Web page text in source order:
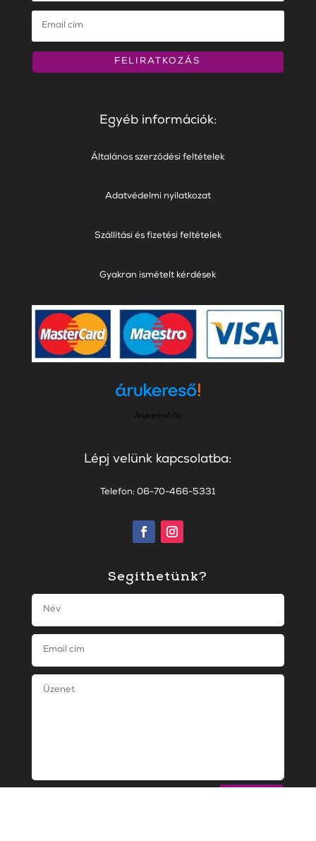
FELIRATKOZÁS
Egyéb információk:
Általános szerződési feltételek
Adatvédelmi nyilatkozat
Szállítási és fizetési feltételek
Gyakran ismételt kérdések
Árukereső.hu
Lépj velünk kapcsolatba:
Telefon: 06-70-466-5331
Segíthetünk?